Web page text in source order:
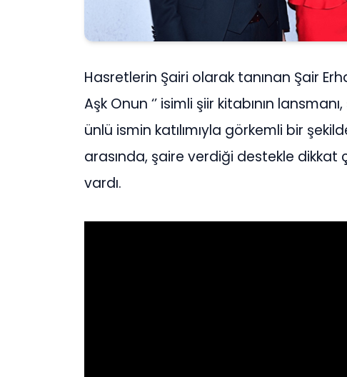
Hasretlerin Şairi olarak tanınan Şair
Aşk Onun ‘’ isimli şiir kitabının
ünlü ismin katılımıyla görkemli bir
arasında, şaire verdiği destekle
vardı.